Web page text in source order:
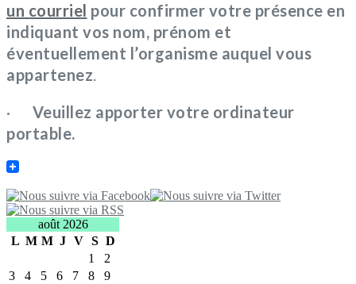
un courriel pour confirmer votre présence en
indiquant vos nom, prénom et
éventuellement l’organisme auquel vous
appartenez.
· Veuillez apporter votre ordinateur
portable.
août 2026
L M M J V S D
1
2
3
4 5 6 7 8
9